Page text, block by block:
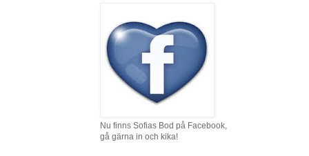
Nu finns Sofias Bod på Facebook,
gå gärna in och kika!